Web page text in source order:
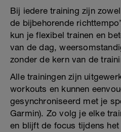
Bij iedere training zijn
de bijbehorende
kun je flexibel trainen en
van de dag,
zonder de kern van de
Alle trainingen zijn
workouts en kunnen
gesynchroniseerd met je
Garmin). Zo volg je elke
en blijft de focus tijdens